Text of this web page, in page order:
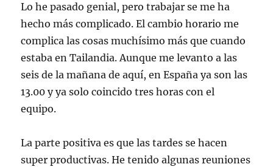
Lo he pasado genial, pero trabajar se me ha
hecho más complicado. El cambio horario me
complica las cosas muchísimo más que cuando
estaba en Tailandia. Aunque me levanto a las
seis de la mañana de aquí, en España ya son las
13.00 y ya solo coincido tres horas con el
equipo.
La parte positiva es que las tardes se hacen
super productivas. He tenido algunas reuniones